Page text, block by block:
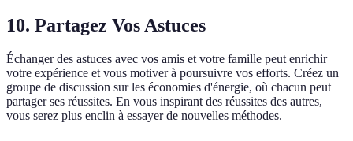
10. Partagez Vos Astuces
Échanger des astuces avec vos amis et votre famille peut enrichir
votre expérience et vous motiver à poursuivre vos efforts. Créez un
groupe de discussion sur les économies d'énergie, où chacun peut
partager ses réussites. En vous inspirant des réussites des autres,
vous serez plus enclin à essayer de nouvelles méthodes.